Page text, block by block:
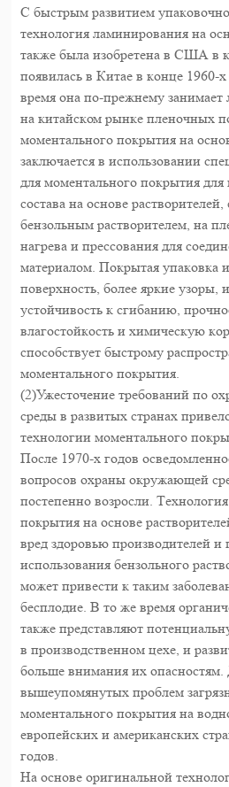
С быстрым развитием
технология ламинирования на
также была изобретена в США в
появилась в Китае в конце 1960-
время она по-прежнему
на китайском рынке пленочных
моментального покрытия на
заключается в использовании
для моментального покрытия для
состава на основе
бензольным растворителем, на
нагрева и прессования для
материалом. Покрытая упаковка
поверхность, более яркие узоры,
устойчивость к сгибанию,
влагостойкость и химическую
способствует быстрому
моментального покрытия.
(2)Ужесточение требований по
среды в развитых странах
технологии моментального
После 1970-х годов
вопросов охраны окружающей
постепенно возросли.
покрытия на основе
вред здоровью производителей и
использования бензольного
может привести к таким
бесплодие. В то же время
также представляют
в производственном цехе, и
больше внимания их
вышеупомянутых проблем
моментального покрытия на
европейских и американских
годов.
На основе оригинальной